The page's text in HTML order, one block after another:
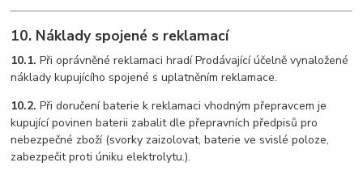
10. Náklady spojené s reklamací
10.1. Při oprávněné reklamaci hradí Prodávající účelně vynaložené
náklady kupujícího spojené s uplatněním reklamace.
10.2. Při doručení baterie k reklamaci vhodným přepravcem je
kupující povinen baterii zabalit dle přepravních předpisů pro
nebezpečné zboží (svorky zaizolovat, baterie ve svislé poloze,
zabezpečit proti úniku elektrolytu.).